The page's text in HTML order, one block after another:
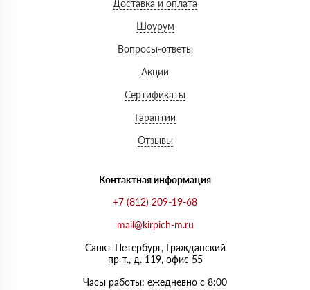
Доставка и оплата
Шоурум
Вопросы-ответы
Акции
Сертификаты
Гарантии
Отзывы
Контактная информация
+7 (812) 209-19-68
mail@kirpich-m.ru
Санкт-Петербург, Граждaнский
пр-т., д. 119, офис 55
Часы работы: ежедневно с 8:00